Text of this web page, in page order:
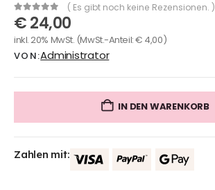
0out of 5
( Es gibt noch keine Rezensionen. )
€24,00
inkl. 20% MwSt. (MwSt.-Anteil:€ 4,00)
VON:Administrator
IN DEN WARENKORB
Zahlen mit: